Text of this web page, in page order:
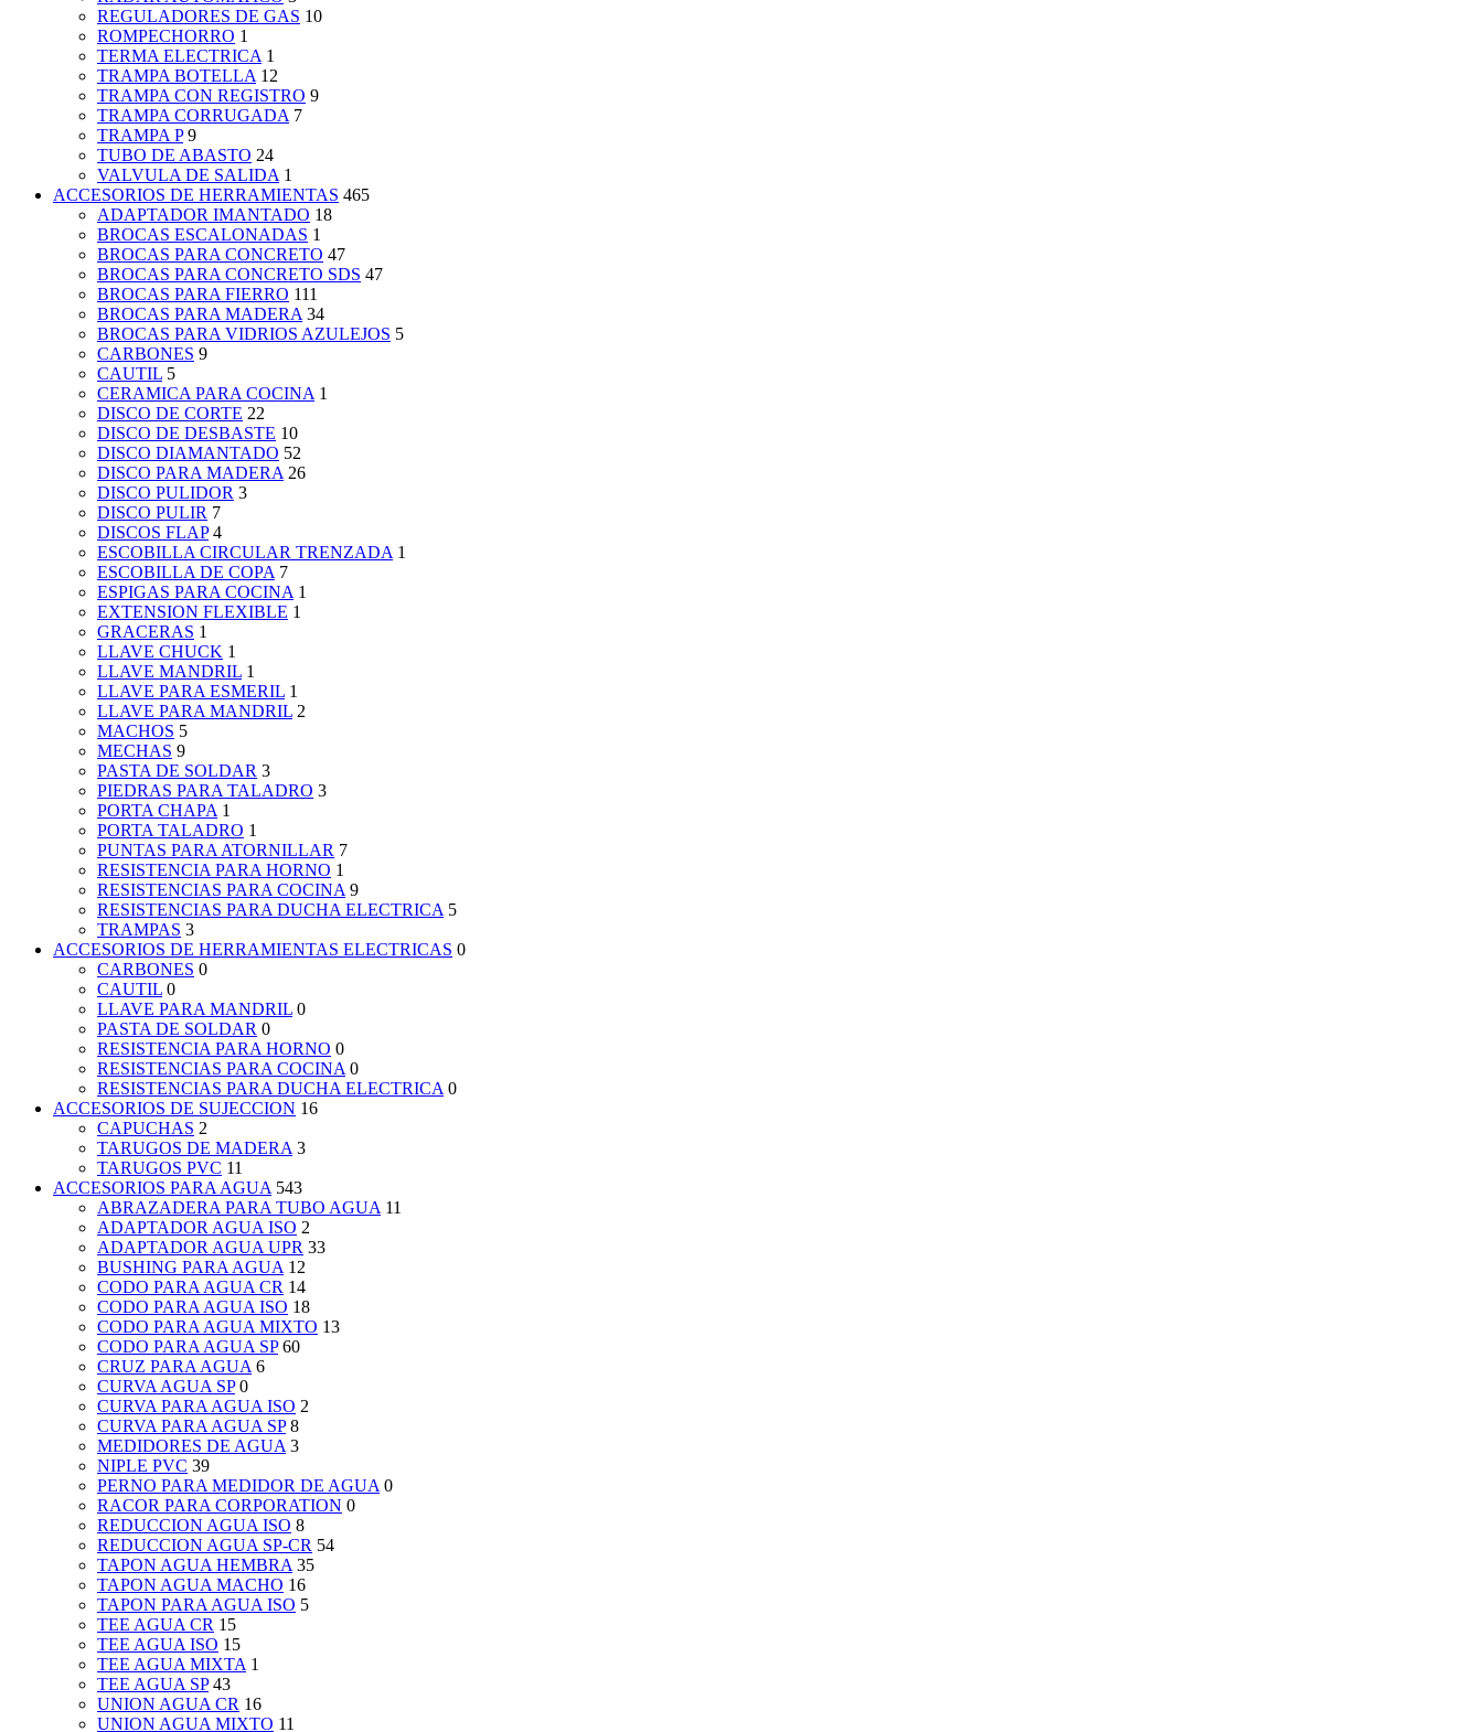
REGULADORES DE GAS 10
ROMPECHORRO 1
TERMA ELECTRICA 1
TRAMPA BOTELLA 12
TRAMPA CON REGISTRO 9
TRAMPA CORRUGADA 7
TRAMPA P 9
TUBO DE ABASTO 24
VALVULA DE SALIDA 1
ACCESORIOS DE HERRAMIENTAS 465
ADAPTADOR IMANTADO 18
BROCAS ESCALONADAS 1
BROCAS PARA CONCRETO 47
BROCAS PARA CONCRETO SDS 47
BROCAS PARA FIERRO 111
BROCAS PARA MADERA 34
BROCAS PARA VIDRIOS AZULEJOS 5
CARBONES 9
CAUTIL 5
CERAMICA PARA COCINA 1
DISCO DE CORTE 22
DISCO DE DESBASTE 10
DISCO DIAMANTADO 52
DISCO PARA MADERA 26
DISCO PULIDOR 3
DISCO PULIR 7
DISCOS FLAP 4
ESCOBILLA CIRCULAR TRENZADA 1
ESCOBILLA DE COPA 7
ESPIGAS PARA COCINA 1
EXTENSION FLEXIBLE 1
GRACERAS 1
LLAVE CHUCK 1
LLAVE MANDRIL 1
LLAVE PARA ESMERIL 1
LLAVE PARA MANDRIL 2
MACHOS 5
MECHAS 9
PASTA DE SOLDAR 3
PIEDRAS PARA TALADRO 3
PORTA CHAPA 1
PORTA TALADRO 1
PUNTAS PARA ATORNILLAR 7
RESISTENCIA PARA HORNO 1
RESISTENCIAS PARA COCINA 9
RESISTENCIAS PARA DUCHA ELECTRICA 5
TRAMPAS 3
ACCESORIOS DE HERRAMIENTAS ELECTRICAS 0
CARBONES 0
CAUTIL 0
LLAVE PARA MANDRIL 0
PASTA DE SOLDAR 0
RESISTENCIA PARA HORNO 0
RESISTENCIAS PARA COCINA 0
RESISTENCIAS PARA DUCHA ELECTRICA 0
ACCESORIOS DE SUJECCION 16
CAPUCHAS 2
TARUGOS DE MADERA 3
TARUGOS PVC 11
ACCESORIOS PARA AGUA 543
ABRAZADERA PARA TUBO AGUA 11
ADAPTADOR AGUA ISO 2
ADAPTADOR AGUA UPR 33
BUSHING PARA AGUA 12
CODO PARA AGUA CR 14
CODO PARA AGUA ISO 18
CODO PARA AGUA MIXTO 13
CODO PARA AGUA SP 60
CRUZ PARA AGUA 6
CURVA AGUA SP 0
CURVA PARA AGUA ISO 2
CURVA PARA AGUA SP 8
MEDIDORES DE AGUA 3
NIPLE PVC 39
PERNO PARA MEDIDOR DE AGUA 0
RACOR PARA CORPORATION 0
REDUCCION AGUA ISO 8
REDUCCION AGUA SP-CR 54
TAPON AGUA HEMBRA 35
TAPON AGUA MACHO 16
TAPON PARA AGUA ISO 5
TEE AGUA CR 15
TEE AGUA ISO 15
TEE AGUA MIXTA 1
TEE AGUA SP 43
UNION AGUA CR 16
UNION AGUA MIXTO 11